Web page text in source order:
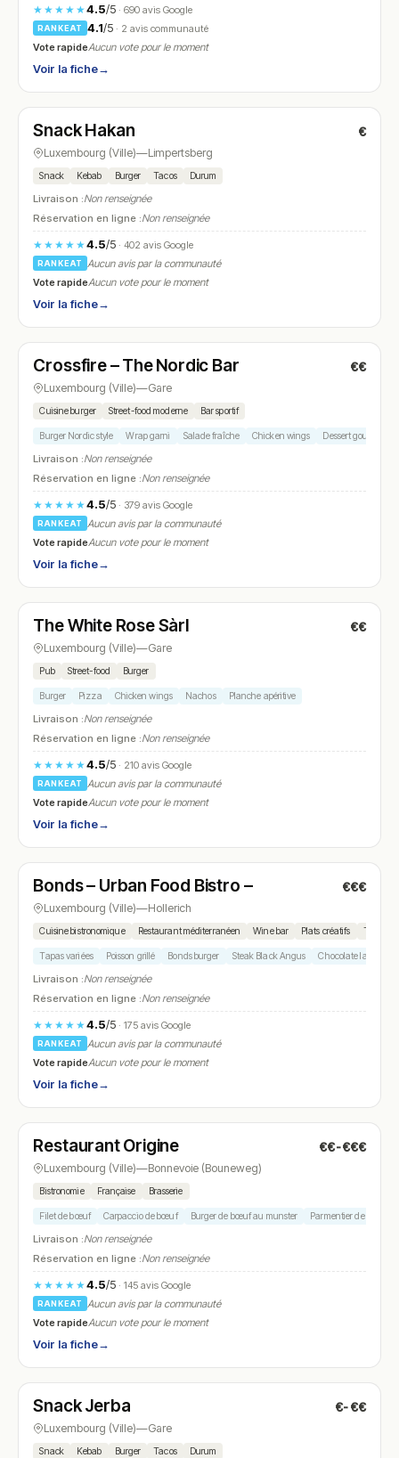
★★★★★4.5/5· 690 avis Google
RANKEAT 4.1/5 · 2 avis communauté
Vote rapideAucun vote pour le moment
Voir la fiche→
N° 22
Snack Hakan €
Luxembourg (Ville)—Limpertsberg
Snack Kebab Burger Tacos Durum
Livraison :Non renseignée
Réservation en ligne :Non renseignée
★★★★★4.5/5· 402 avis Google
RANKEAT
Aucun avis par la communauté
Vote rapideAucun vote pour le moment
Voir la fiche→
N° 23
Crossfire – The Nordic Bar €€
Luxembourg (Ville)—Gare
Cuisine burger Street-food moderne Bar sportif
Burger Nordic style Wrap garni Salade fraîche Chicken wings Dessert gourmand
Livraison :Non renseignée
Réservation en ligne :Non renseignée
★★★★★4.5/5· 379 avis Google
RANKEAT
Aucun avis par la communauté
Vote rapideAucun vote pour le moment
Voir la fiche→
N° 24
The White Rose Sàrl €€
Luxembourg (Ville)—Gare
Pub Street-food Burger
Burger Pizza Chicken wings Nachos Planche apéritive
Livraison :Non renseignée
Réservation en ligne :Non renseignée
★★★★★4.5/5· 210 avis Google
RANKEAT
Aucun avis par la communauté
Vote rapideAucun vote pour le moment
Voir la fiche→
N° 25
Bonds – Urban Food Bistro – €€€
Luxembourg (Ville)—Hollerich
Cuisine bistronomique Restaurant méditerranéen Wine bar Plats créatifs Tapas
Tapas variées Poisson grillé Bonds burger Steak Black Angus Chocolate lava cake
Livraison :Non renseignée
Réservation en ligne :Non renseignée
★★★★★4.5/5· 175 avis Google
RANKEAT
Aucun avis par la communauté
Vote rapideAucun vote pour le moment
Voir la fiche→
N° 26
Restaurant Origine €€-€€€
Luxembourg (Ville)—Bonnevoie (Bouneweg)
Bistronomie Française Brasserie
Filet de bœuf Carpaccio de bœuf Burger de bœuf au munster Parmentier de bœuf
Livraison :Non renseignée
Réservation en ligne :Non renseignée
★★★★★4.5/5· 145 avis Google
RANKEAT
Aucun avis par la communauté
Vote rapideAucun vote pour le moment
Voir la fiche→
N° 27
Snack Jerba €-€€
Luxembourg (Ville)—Gare
Snack Kebab Burger Tacos Durum